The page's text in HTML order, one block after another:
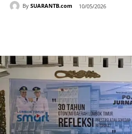
By SUARANTB.com 10/05/2026